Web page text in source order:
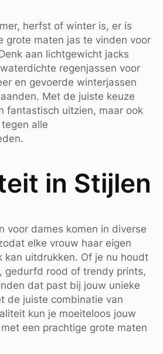
herfst of winter is, er is
grote maten jas te vinden voor
aan lichtgewicht jacks
regenjassen voor
en gevoerde winterjassen
Met de juiste keuze
fantastisch uitzien, maar ook
alle
in Stijlen
voor dames komen in diverse
elke vrouw haar eigen
kan uitdrukken. Of je nu houdt
gedurfd rood of trendy prints,
dat past bij jouw unieke
de juiste combinatie van
kun je moeiteloos jouw
een prachtige grote maten